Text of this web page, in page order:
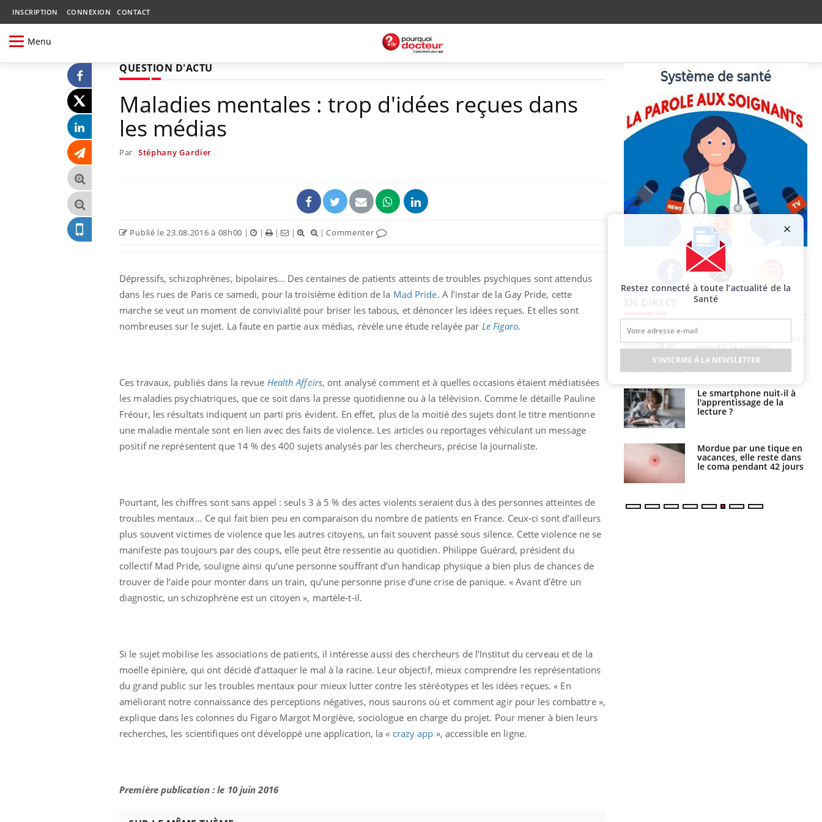
INSCRIPTION CONNEXION CONTACT
Menu
QUESTION D'ACTU
Maladies mentales : trop d'idées reçues dans
les médias
Par Stéphany Gardier
Publié le 23.08.2016 à 08h00 | | | | |Commenter
Dépressifs, schizophrènes, bipolaires… Des centaines de patients atteints de troubles psychiques sont attendus
dans les rues de Paris ce samedi, pour la troisième édition de la Mad Pride. A l’instar de la Gay Pride, cette
marche se veut un moment de convivialité pour briser les tabous, et dénoncer les idées reçues. Et elles sont
nombreuses sur le sujet. La faute en partie aux médias, révèle une étude relayée par Le Figaro.
Ces travaux, publiés dans la revue Health Affairs, ont analysé comment et à quelles occasions étaient médiatisées
les maladies psychiatriques, que ce soit dans la presse quotidienne ou à la télévision. Comme le détaille Pauline
Fréour, les résultats indiquent un parti pris évident. En effet, plus de la moitié des sujets dont le titre mentionne
une maladie mentale sont en lien avec des faits de violence. Les articles ou reportages véhiculant un message
positif ne représentent que 14 % des 400 sujets analysés par les chercheurs, précise la journaliste.
Pourtant, les chiffres sont sans appel : seuls 3 à 5 % des actes violents seraient dus à des personnes atteintes de
troubles mentaux… Ce qui fait bien peu en comparaison du nombre de patients en France. Ceux-ci sont d’ailleurs
plus souvent victimes de violence que les autres citoyens, un fait souvent passé sous silence. Cette violence ne se
manifeste pas toujours par des coups, elle peut être ressentie au quotidien. Philippe Guérard, président du
collectif Mad Pride, souligne ainsi qu’une personne souffrant d’un handicap physique a bien plus de chances de
trouver de l’aide pour monter dans un train, qu’une personne prise d’une crise de panique. « Avant d’être un
diagnostic, un schizophrène est un citoyen », martèle-t-il.
Si le sujet mobilise les associations de patients, il intéresse aussi des chercheurs de l’Institut du cerveau et de la
moelle épinière, qui ont décidé d’attaquer le mal à la racine. Leur objectif, mieux comprendre les représentations
du grand public sur les troubles mentaux pour mieux lutter contre les stéréotypes et les idées reçues. « En
améliorant notre connaissance des perceptions négatives, nous saurons où et comment agir pour les combattre »,
explique dans les colonnes du Figaro Margot Morgiève, sociologue en charge du projet. Pour mener à bien leurs
recherches, les scientifiques ont développé une application, la « crazy app », accessible en ligne.
Première publication : le 10 juin 2016
Facebook Twitter Instagram
Les médicaments GLP-1
protègent-ils aussi les os
?
Cytomégalovirus : ce qui
VIH : la fin du comprimé
tous les jours se profile-t-
elle enfin ?
Pourquoi votre ventre
Le Viagra pourrait-il
freiner la propagation du
cancer ?
Pourquoi manger moins
que dit la science
Le smartphone nuit-il à
l'apprentissage de la
lecture ?
Mordue par une tique en
vacances, elle reste dans
le coma pendant 42 jours
Restez connecté à toute l’actualité de la
Santé
S'INSCRIRE À LA NEWSLETTER